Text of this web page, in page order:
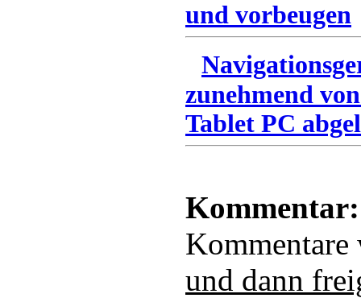
und vorbeugen
zunehmend
Tablet PC
Kommentar:
und dann